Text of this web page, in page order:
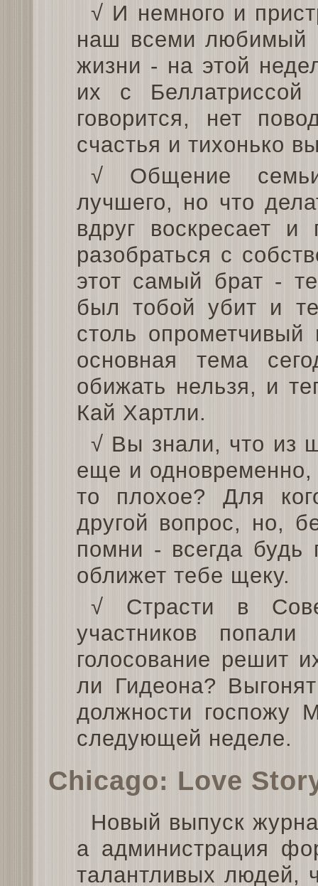
√ И немного и
наш всеми любимый
жизни - на этой
их с
говорится, нет
счастья и тихонько
√ Общение
лучшего, но что
вдруг воскресает
разобраться с
этот самый брат -
был тобой убит и
столь
основная тема
обижать нельзя, и
Кай Хартли.
√ Вы знали, что из
еще и одновременно,
то плохое? Для
другой вопрос, но,
помни - всегда будь
оближет тебе щеку.
√ Страсти в
участников
голосование решит
ли Гидеона?
должности
следующей неделе.
Chicago: Love
Новый выпуск
а администрация
талантливых людей,